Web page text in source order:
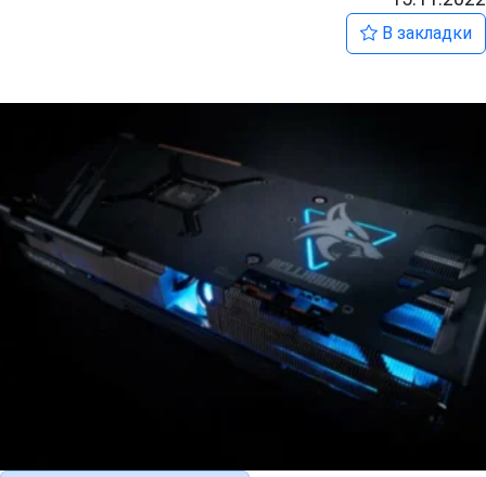
В закладки